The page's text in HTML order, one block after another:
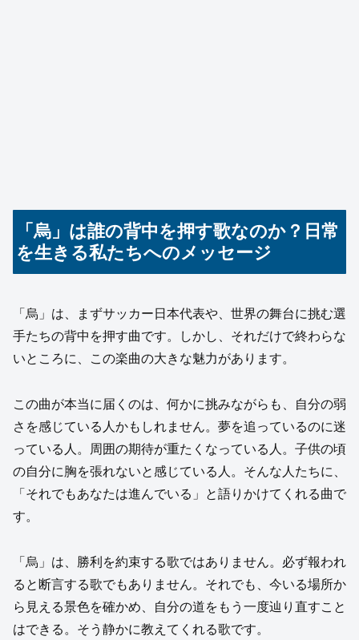
「烏」は誰の背中を押す歌なのか？日常
を生きる私たちへのメッセージ
「烏」は、まずサッカー日本代表や、世界の舞台に挑む選
手たちの背中を押す曲です。しかし、それだけで終わらな
いところに、この楽曲の大きな魅力があります。
この曲が本当に届くのは、何かに挑みながらも、自分の弱
さを感じている人かもしれません。夢を追っているのに迷
っている人。周囲の期待が重たくなっている人。子供の頃
の自分に胸を張れないと感じている人。そんな人たちに、
「それでもあなたは進んでいる」と語りかけてくれる曲で
す。
「烏」は、勝利を約束する歌ではありません。必ず報われ
ると断言する歌でもありません。それでも、今いる場所か
ら見える景色を確かめ、自分の道をもう一度辿り直すこと
はできる。そう静かに教えてくれる歌です。